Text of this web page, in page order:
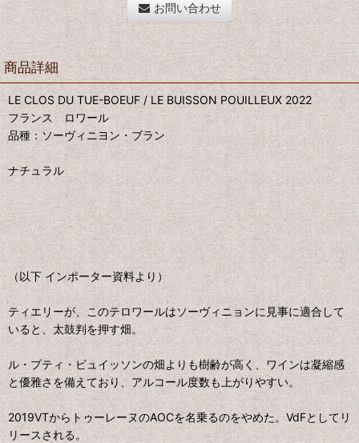
お問い合わせ
商品詳細
LE CLOS DU TUE-BOEUF / LE BUISSON POUILLEUX 2022
フランス ロワール
品種：ソーヴィニヨン・ブラン
ナチュラル
（以下 インポーター資料より）
ティエリーが、このテロワールはソーヴィニョンに見事に適合して
いると、太鼓判を押す畑。
ル・プティ・ビュイッソンの畑よりも樹齢が高く、ワインは凝縮感
と優雅さを備えており、アルコール度数も上がりやすい。
2019VTからトゥーレーヌのAOCを名乗るのをやめた。VdFとしてリ
リースされる。